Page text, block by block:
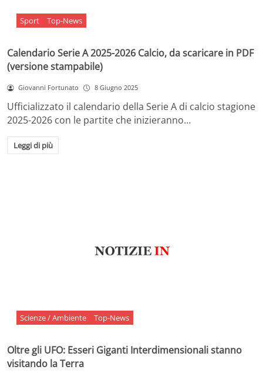
Sport Top-News
Calendario Serie A 2025-2026 Calcio, da scaricare in PDF
(versione stampabile)
Giovanni Fortunato 8 Giugno 2025
Ufficializzato il calendario della Serie A di calcio stagione
2025-2026 con le partite che inizieranno…
Leggi di più
Scienze / Ambiente Top-News
Oltre gli UFO: Esseri Giganti Interdimensionali stanno
visitando la Terra